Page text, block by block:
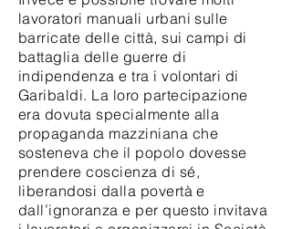
lavoratori manuali urbani sulle
barricate delle città, sui campi di
battaglia delle guerre di
indipendenza e tra i volontari di
Garibaldi. La loro partecipazione
era dovuta specialmente alla
propaganda mazziniana che
sosteneva che il popolo dovesse
prendere coscienza di sé,
liberandosi dalla povertà e
dall’ignoranza e per questo invitava